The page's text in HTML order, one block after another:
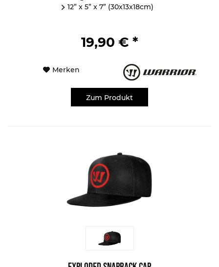
12” x 5” x 7” (30x13x18cm)
19,90 € *
Merken
Zum Produkt